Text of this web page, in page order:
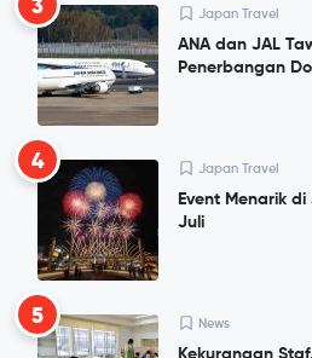
3 Japan Travel
ANA dan JAL
Penerbangan
4 Japan Travel
Event Menarik
Juli
5 News
Kekurangan